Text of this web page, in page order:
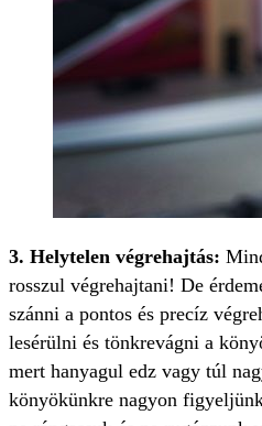
3. Helytelen végrehajtás:
rosszul végrehajtani! De
szánni a pontos és precíz
lesérülni és tönkrevágni a
mert hanyagul edz vagy túl
könyökünkre nagyon